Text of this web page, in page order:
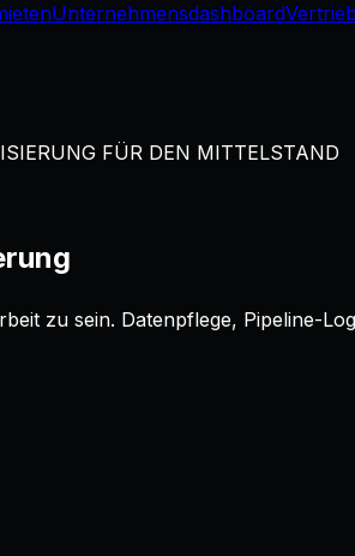
Unternehmensdashboard
FÜR DEN MITTELSTAND
zu sein. Datenpflege, Pipeline-